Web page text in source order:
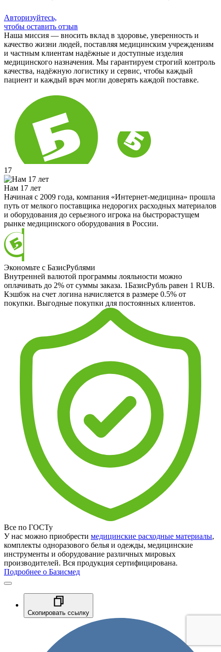
Авторизуйтесь,
чтобы оставить отзыв
Наша миссия — вносить вклад в здоровье, уверенность и
качество жизни людей, поставляя медицинским учреждениям
и частным клиентам надёжные и доступные изделия
медицинского назначения. Мы гарантируем строгий контроль
качества, надёжную логистику и сервис, чтобы каждый
пациент и каждый врач могли доверять каждой поставке.
17
Нам 17 лет
Начиная с 2009 года, компания «Интернет-медицина» прошла
путь от мелкого поставщика недорогих расходных материалов
и оборудования до серьезного игрока на быстрорастущем
рынке медицинского оборудования в России.
Экономьте с БазисРублями
Внутренней валютой программы лояльности можно
оплачивать до 2% от суммы заказа. 1БазисРубль равен 1 RUB.
Кэшбэк на счет логина начисляется в размере 0.5% от
покупки. Выгодные покупки для постоянных клиентов.
Все по ГОСТу
У нас можно приобрести медицинские расходные материалы,
комплекты одноразового белья и одежды, медицинские
инструменты и оборудование различных мировых
производителей. Вся продукция сертифицирована.
Подробнее о Базисмед
Скопировать ссылку